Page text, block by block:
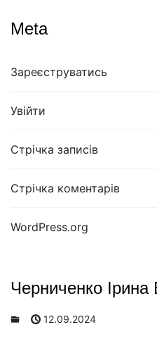
Meta
Зареєструватись
Увійти
Стрічка записів
Стрічка коментарів
WordPress.org
Черниченко Ірина
12.09.2024